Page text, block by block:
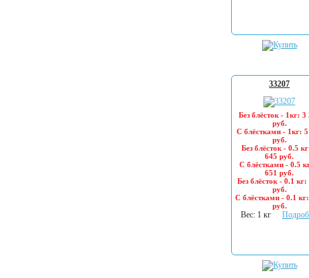
33207
Без блёсток - 1кг: 3
руб.
С блёстками - 1кг:
руб.
Без блёсток - 0.5
645 руб.
С блёстками - 0.5
651 руб.
Без блёсток - 0.1 кг:
руб.
С блёстками - 0.1
руб.
Вес: 1 кг